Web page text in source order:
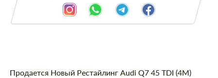
Описание
Продается Новый Рестайлинг Audi Q7 45 TDI (4M)